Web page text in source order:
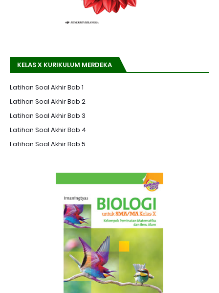
KELAS X KURIKULUM MERDEKA
Latihan Soal Akhir Bab 1
Latihan Soal Akhir Bab 2
Latihan Soal Akhir Bab 3
Latihan Soal Akhir Bab 4
Latihan Soal Akhir Bab 5